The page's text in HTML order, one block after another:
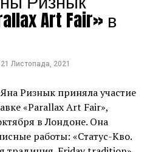
пересмотрел понятие
вкрасти
Вони
зі
–
Кулеба у
з
роках
з
Art Fair» в
21 Листопада, 2021
Ризнык приняла участие
«Parallax Art Fair»,
в Лондоне. Она
работы: «Статус-Кво.